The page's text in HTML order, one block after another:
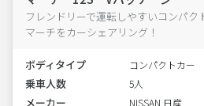
フレンドリーで運転しやすいコンパ
マーチをカーシェアリング！
ボディタイプ コンパクトカー
乗車人数 5人
メーカー NISSAN 日産